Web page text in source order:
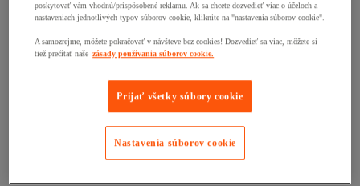
poskytovať vám vhodnú/prispôsobené reklamu. Ak sa chcete dozvedieť viac o účeloch a
nastaveniach jednotlivých typov súborov cookie, kliknite na "nastavenia súborov cookie".
A samozrejme, môžete pokračovať v návšteve bez cookies! Dozvedieť sa viac, môžete si
tiež prečítať naše zásady používania súborov cookie.
Prijať všetky súbory cookie
Nastavenia súborov cookie